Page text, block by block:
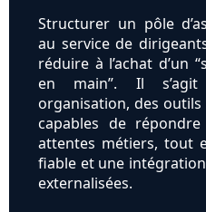
Structurer un pôle
au service de
réduire à l’achat d’un
en main”. Il
organisation, des
capables de
attentes métiers, tout
fiable et une
externalisées.